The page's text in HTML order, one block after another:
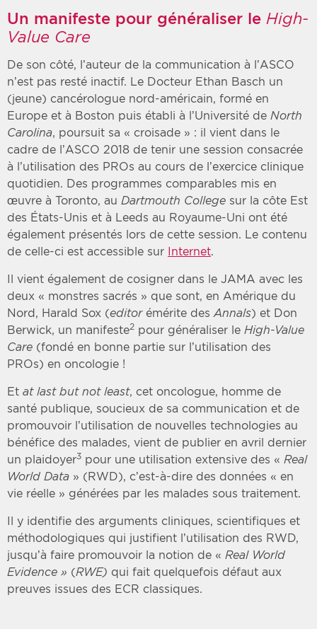
Un manifeste pour généraliser le High-
Value Care
De son côté, l’auteur de la communication à l’ASCO
n’est pas resté inactif. Le Docteur Ethan Basch un
(jeune) cancérologue nord-américain, formé en
Europe et à Boston puis établi à l’Université de North
Carolina, poursuit sa « croisade » : il vient dans le
cadre de l’ASCO 2018 de tenir une session consacrée
à l’utilisation des PROs au cours de l’exercice clinique
quotidien. Des programmes comparables mis en
œuvre à Toronto, au Dartmouth College sur la côte Est
des États-Unis et à Leeds au Royaume-Uni ont été
également présentés lors de cette session. Le contenu
de celle-ci est accessible sur Internet.
Il vient également de cosigner dans le JAMA avec les
deux « monstres sacrés » que sont, en Amérique du
Nord, Harald Sox (editorémérite des Annals) et Don
Berwick, un manifeste2 pour généraliser le High-Value
Care (fondé en bonne partie sur l’utilisation des
PROs) en oncologie !
Et at last but not least, cet oncologue, homme de
santé publique, soucieux de sa communication et de
promouvoir l’utilisation de nouvelles technologies au
bénéfice des malades, vient de publier en avril dernier
un plaidoyer3 pour une utilisation extensive des « Real
World Data » (RWD), c’est-à-dire des données « en
vie réelle » générées par les malades sous traitement.
Il y identifie des arguments cliniques, scientifiques et
méthodologiques qui justifient l’utilisation des RWD,
jusqu’à faire promouvoir la notion de « Real World
Evidence » (RWE) qui fait quelquefois défaut aux
preuves issues des ECR classiques.